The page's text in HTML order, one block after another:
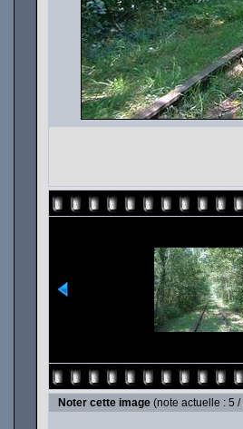
Noter cette image (note actuelle : 5